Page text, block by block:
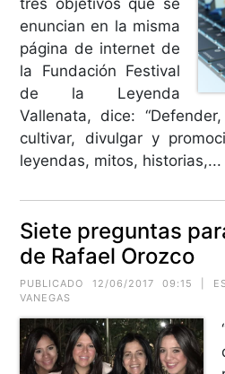
enuncian en la misma
página de internet de
la Fundación Festival
de la Leyenda
Vallenata, dice:
cultivar, divulgar y
leyendas, mitos, historias,...
Siete preguntas
de Rafael Orozco
PUBLICADO 12/06/2017 09:15 |
VANEGAS